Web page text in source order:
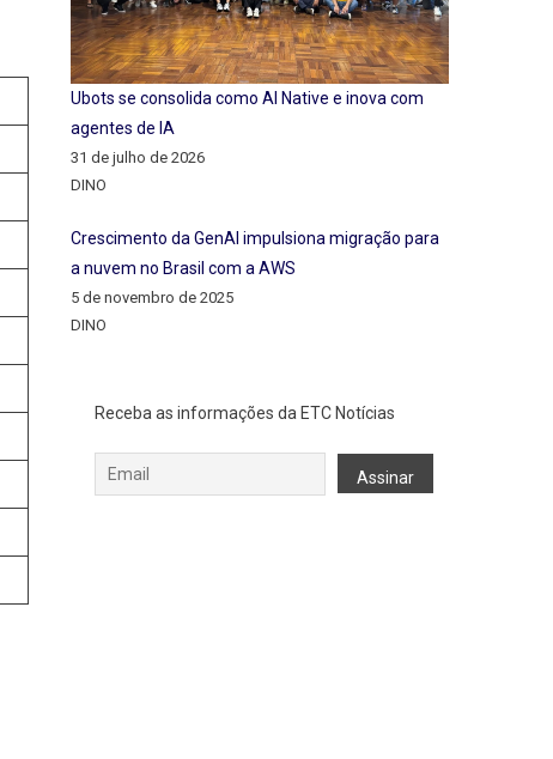
Ubots se consolida como AI Native e inova com
agentes de IA
31 de julho de 2026
DINO
Crescimento da GenAI impulsiona migração para
a nuvem no Brasil com a AWS
5 de novembro de 2025
DINO
Receba as informações da ETC Notícias